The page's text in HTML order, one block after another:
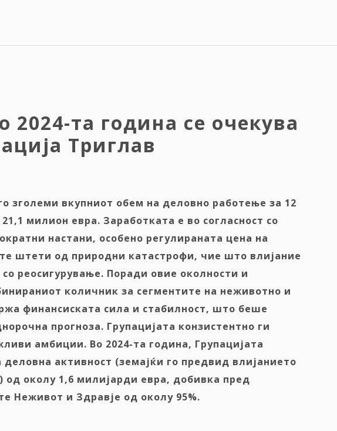
та година се очекува
Триглав
зголеми вкупниот обем на деловно работење за 12
милион евра. Заработката е во согласност со
настани, особено регулираната цена на
штети од природни катастрофи, чие што влијание
со реосигурување. Поради овие околности и
количник за сегментите на неживотно и
финансиската сила и стабилност, што беше
прогноза. Групацијата конзистентно ги
амбиции. Во 2024-та година, Групацијата
активност (земајќи го предвид влијанието
) од околу 1,6 милијарди евра, добивка пред
Неживот и Здравје од околу 95%.